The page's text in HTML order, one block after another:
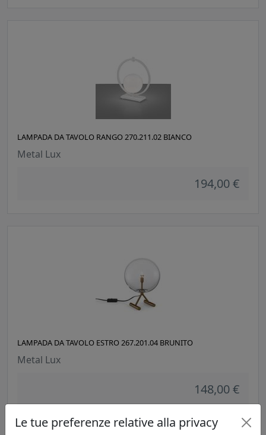
LAMPADA DA TAVOLO RANGO 270.211.02 BIANCO
Metal Lux
194,00 €
LAMPADA DA TAVOLO ESTRO 267.201.04 BRUNITO
Metal Lux
148,00 €
Le tue preferenze relative alla privacy